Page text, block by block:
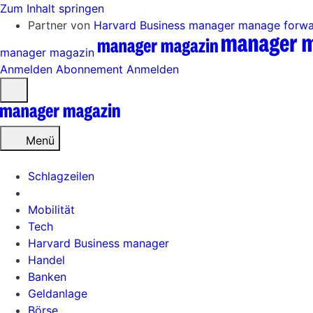
Zum Inhalt springen
Partner von Harvard Business manager manage
manager magazin
Anmelden Abonnement Anmelden
öffnen
Menü
Schlagzeilen
Mobilität
Tech
Harvard Business manager
Handel
Banken
Geldanlage
Börse